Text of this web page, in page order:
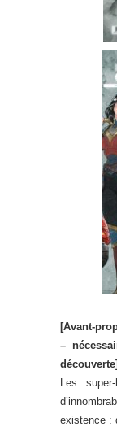
[Avant-
–
découverte]
Les
existence :